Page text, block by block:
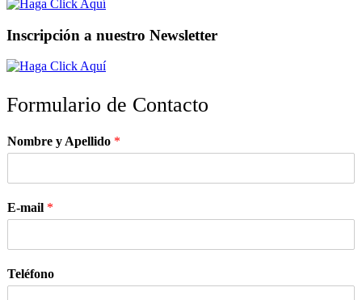
Inscripción a nuestro Newsletter
Formulario de Contacto
Nombre y Apellido *
E-mail *
Teléfono